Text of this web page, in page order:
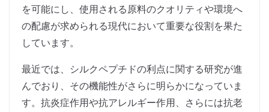
を可能にし、使用される原料のクオリティや環境へ
の配慮が求められる現代において重要な役割を果た
しています。
最近では、シルクペプチドの利点に関する研究が進
んでおり、その機能性がさらに明らかになっていま
す。抗炎症作用や抗アレルギー作用、さらには抗老